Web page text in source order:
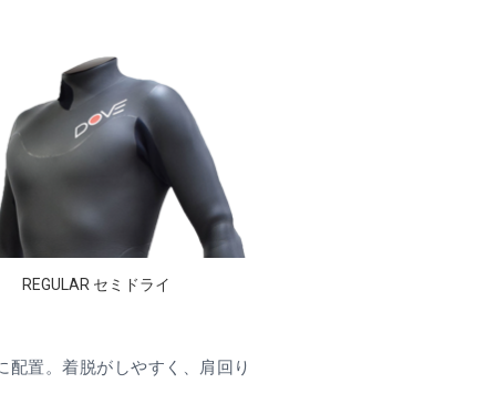
REGULAR セミドライ
配置。着脱がしやすく、肩回り